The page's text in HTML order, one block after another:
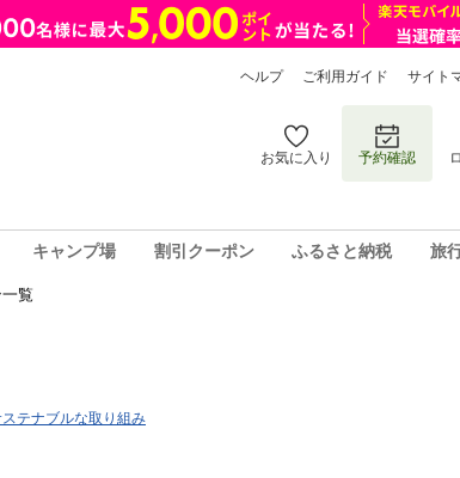
ヘルプ ご利用ガイド サイト
お気に入り 予約確認
キャンプ場 割引クーポン ふるさと納税 旅
覧
テナブルな取り組み